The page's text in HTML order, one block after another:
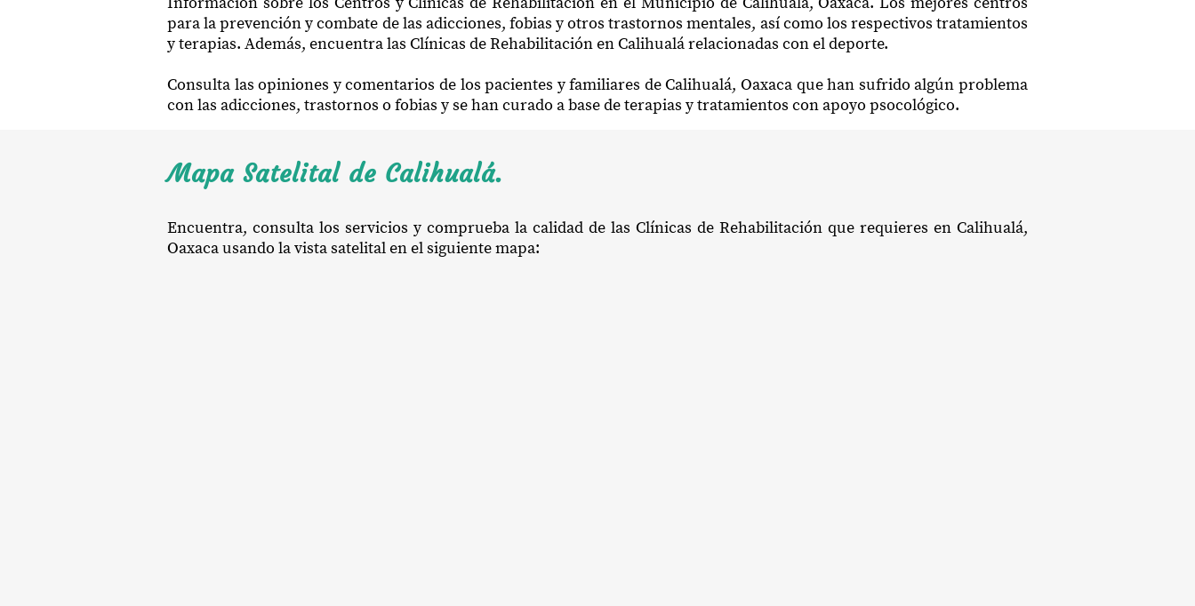
para la prevención y combate de las adicciones, fobias y otros trastornos mentales, así como los respectivos tratamientos
y terapias. Además, encuentra las Clínicas de Rehabilitación en Calihualá relacionadas con el deporte.
Consulta las opiniones y comentarios de los pacientes y familiares de Calihualá, Oaxaca que han sufrido algún problema
con las adicciones, trastornos o fobias y se han curado a base de terapias y tratamientos con apoyo psocológico.
Mapa Satelital de Calihualá.
Encuentra, consulta los servicios y comprueba la calidad de las Clínicas de Rehabilitación que requieres en Calihualá,
Oaxaca usando la vista satelital en el siguiente mapa: